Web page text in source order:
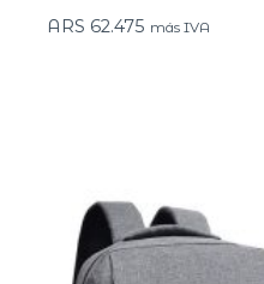
ARS 62.475 más IVA